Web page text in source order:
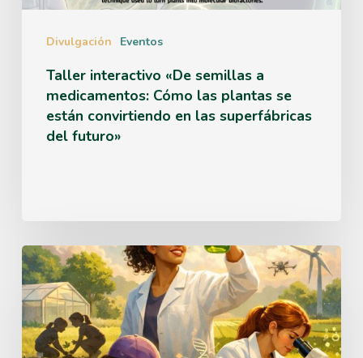
Divulgación Eventos
las
plantas
están
convirtiendo
superfábricas
del
futuro»
Taller interactivo «De semillas a
medicamentos: Cómo las plantas se
están convirtiendo en las superfábricas
del futuro»
Sembrando
Ciencia
por
el